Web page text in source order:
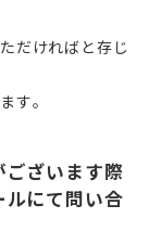
だければと存じ
す。
ございます際
ルにて問い合